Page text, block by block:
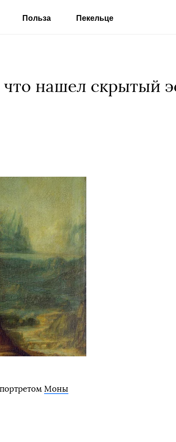
Польза Пекельце
нашел скрытый
Моны